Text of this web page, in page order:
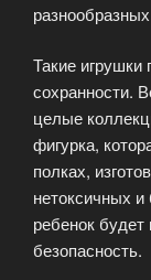
Такие игрушки
сохранности.
целые
фигурка,
полках,
нетоксичных
ребенок будет
безопасность.